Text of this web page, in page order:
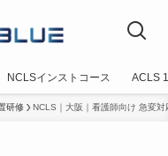
NCLSインストコース ACLS
研修 NCLS｜大阪｜看護師向け 急変